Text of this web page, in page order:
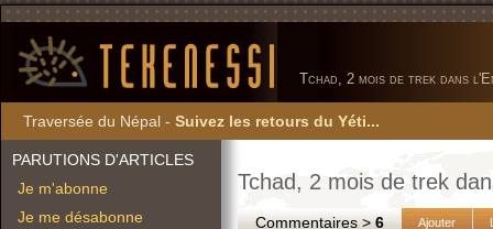
Tchad, 2 mois de trek dans
Traversée du Népal - Suivez les retours du Yéti...
PARUTIONS D'ARTICLES
Je m'abonne
Je me désabonne
Tchad, 2 mois de trek
Commentaires >6 Ajouter